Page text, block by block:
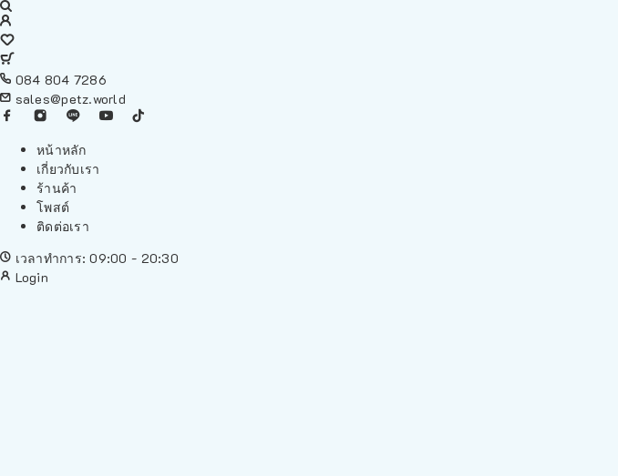
084 804 7286
sales@petz.world
หน้าหลัก
เกี่ยวกับเรา
ร้านค้า
โพสต์
ติดต่อเรา
เวลาทำการ: 09:00 - 20:30
Login